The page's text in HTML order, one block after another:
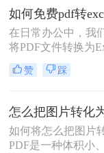
是，由于PDF文件
转换可能并不总是
PDF转excel怎么转
种简单高效的PDF
助您轻松完成文件
在日常办公中，我
将PDF文件转换为
尽管市面上有许多
可以完成这一任务
足够。本文将为您
pdf转excel，并探讨
项。
赞 踩
如何将怎么把图片
PDF是一种体积小